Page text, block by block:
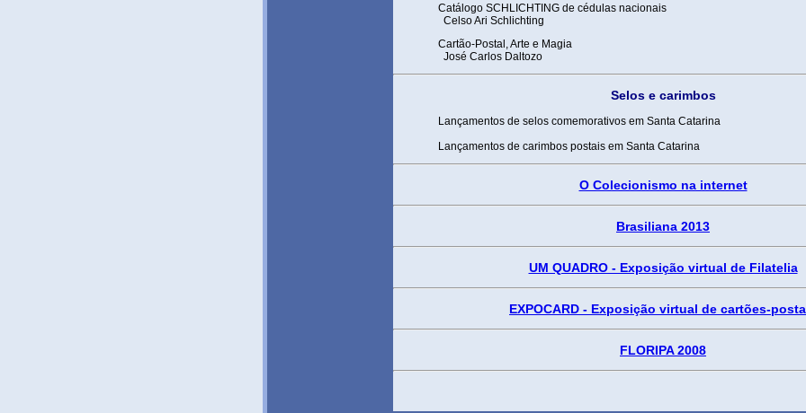
Catálogo SCHLICHTING de cédulas nacionais
Celso Ari Schlichting
Cartão-Postal, Arte e Magia
José Carlos Daltozo
Selos e carimbos
Lançamentos de selos comemorativos em Santa Catarina
Lançamentos de carimbos postais em Santa Catarina
O Colecionismo na internet
Brasiliana 2013
UM QUADRO - Exposição virtual de Filatelia
EXPOCARD - Exposição virtual de cartões-
FLORIPA 2008